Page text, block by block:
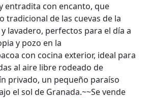
entradita con encanto, que
tradicional de las cuevas de la
lavadero, perfectos para el día a
y pozo en la
con cocina exterior, ideal para
al aire libre rodeado de
privado, un pequeño paraíso
el sol de Granada.~~Se vende